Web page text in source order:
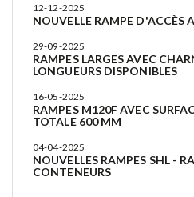
12-12-2025
NOUVELLE RAMPE D'ACCÈS
29-09-2025
RAMPES LARGES AVEC
LONGUEURS DISPONIBLES
16-05-2025
RAMPES M120F AVEC
TOTALE 600 MM
04-04-2025
NOUVELLES RAMPES SHL -
CONTENEURS